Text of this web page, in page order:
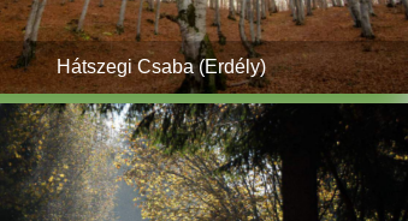
Hátszegi Csaba (Erdély)